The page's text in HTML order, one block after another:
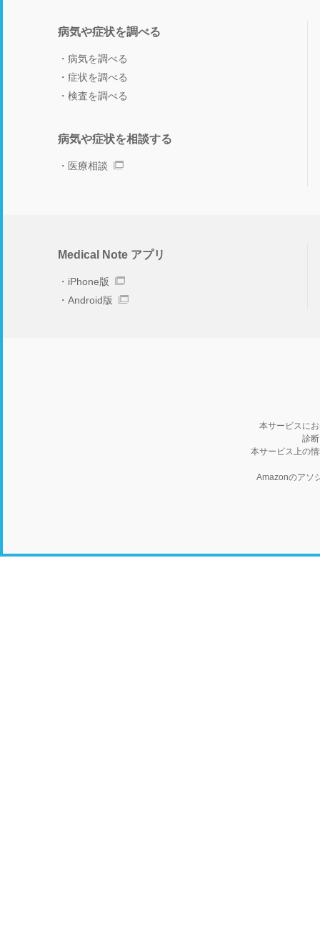
病気や症状を調べる
病気を調べる
症状を調べる
検査を調べる
病気や症状を相談する
医療相談
Medical Note アプリ
iPhone版
Android版
本サービスに
診
本サービス上の
Amazonのアソ